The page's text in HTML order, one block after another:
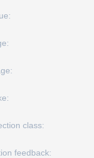
class:
feedback: